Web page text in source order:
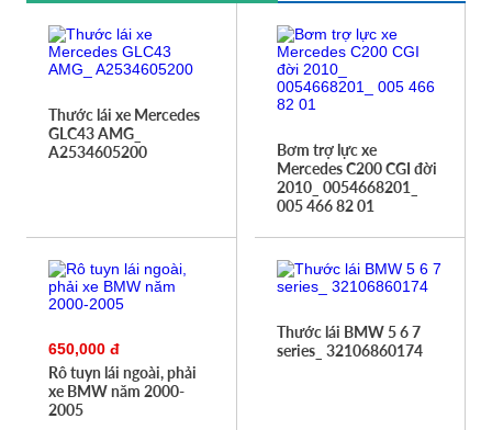
Thước lái xe Mercedes
GLC43 AMG_
A2534605200
Bơm trợ lực xe
Mercedes C200 CGI đời
2010_ 0054668201_
005 466 82 01
650,000 đ
Rô tuyn lái ngoài, phải
xe BMW năm 2000-
2005
Thước lái BMW 5 6 7
series_ 32106860174